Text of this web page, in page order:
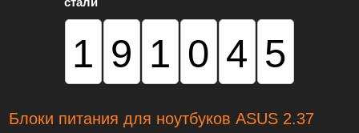
191045
Блоки питания для ноутбуков ASUS 2.37